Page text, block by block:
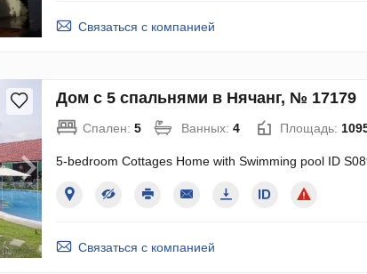
Связаться с компанией
Дом с 5 спальнями в Нячанг, № 17179
Спален: 5 Ванных: 4 Площадь:
5-bedroom Cottages Home with Swimming pool ID
Связаться с компанией